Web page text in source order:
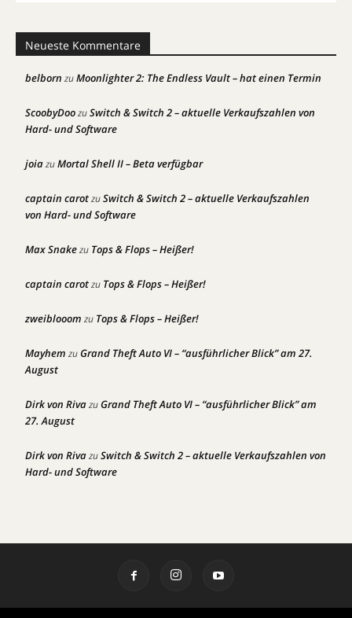
Neueste Kommentare
belborn zuMoonlighter 2: The Endless Vault – hat einen Termin
ScoobyDoozuSwitch & Switch 2 – aktuelle Verkaufszahlen von
Hard- und Software
joiazuMortal Shell II – Beta verfügbar
captain carotzuSwitch & Switch 2 – aktuelle Verkaufszahlen
von Hard- und Software
Max Snakezu Tops & Flops – Heißer!
captain carotzu Tops & Flops – Heißer!
zweiblooom zu Tops & Flops – Heißer!
Mayhem zuGrand Theft Auto VI – “ausführlicher Blick” am 27.
August
Dirk von RivazuGrand Theft Auto VI – “ausführlicher Blick” am
27. August
Dirk von RivazuSwitch & Switch 2 – aktuelle Verkaufszahlen von
Hard- und Software